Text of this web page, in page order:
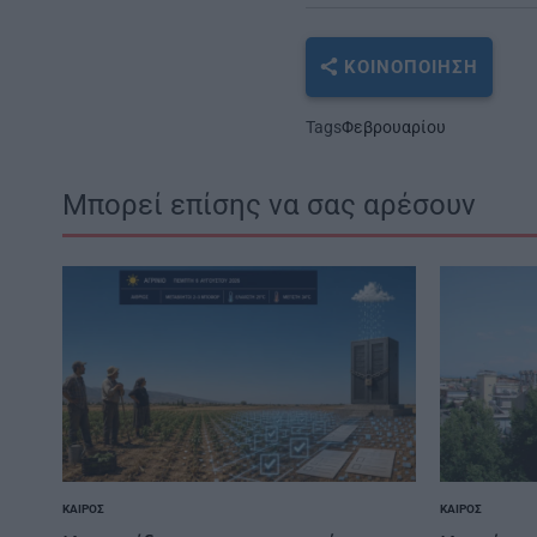
ΚΟΙΝΟΠΟΊΗΣΗ
TagsΦεβρουαρίου
Μπορεί επίσης να σας αρέσουν
POSTED
ΚΑΙΡΌΣ
POSTED
ΚΑΙΡΌΣ